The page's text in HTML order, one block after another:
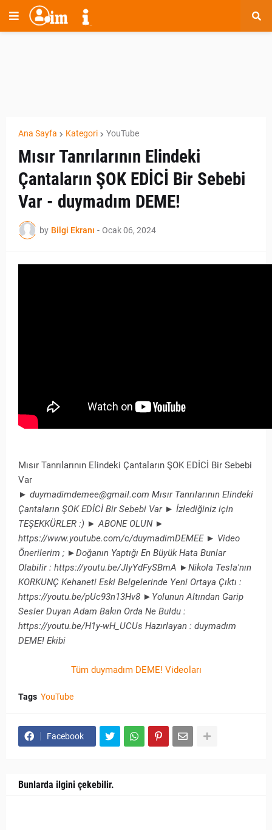
Ana Sayfa Kategori YouTube
Mısır Tanrılarının Elindeki
Çantaların ŞOK EDİCİ Bir Sebebi
Var - duymadım DEME!
by Bilgi Ekranı - Ocak 06, 2024
Mısır Tanrılarının Elindeki Çantaların ŞOK EDİCİ Bir Sebebi
Var
► duymadimdemee@gmail.com Mısır Tanrılarının Elindeki
Çantaların ŞOK EDİCİ Bir Sebebi Var ► İzlediğiniz için
TEŞEKKÜRLER :) ► ABONE OLUN ►
https://www.youtube.com/c/duymadimDEMEE ► Video
Önerilerim ; ►Doğanın Yaptığı En Büyük Hata Bunlar
Olabilir ​: https://youtu.be/JIyYdFySBmA ►Nikola Tesla'nın
KORKUNÇ Kehaneti Eski Belgelerinde Yeni Ortaya Çıktı :
https://youtu.be/pUc93n13Hv8 ►Yolunun Altından Garip
Sesler Duyan Adam Bakın Orda Ne Buldu ​:
https://youtu.be/H1y-wH_UCUs Hazırlayan : duymadım
DEME! Ekibi
Tüm duymadım DEME! Videoları
Tags YouTube
Facebook
Bunlarda ilgini çekebilir.